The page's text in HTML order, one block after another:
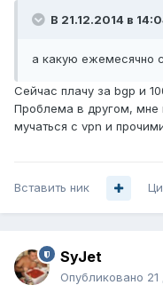
В 21.12.2014 в
а какую ежемесячно
Сейчас плачу за bgp и
Проблема в другом, мне
мучаться с vpn и
Вставить ник
SyJet
Опубликовано